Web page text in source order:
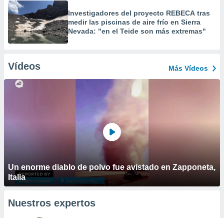
Investigadores del proyecto REBECA tras
medir las piscinas de aire frío en Sierra
Nevada: "en el Teide son más extremas"
Vídeos Más Vídeos
Un enorme diablo de polvo fue avistado en Zapponeta,
Italia
Nuestros expertos